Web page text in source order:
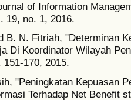
of Information
19, no. 1, 2016.
B. N. Fitriah, "Determinan
Di Koordinator Wilayah
170, 2015.
"Peningkatan Kepuasan
Terhadap Net Benefit